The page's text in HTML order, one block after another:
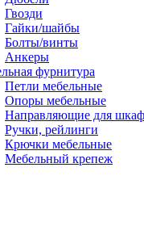
Гвозди
Гайки/шайбы
Болты/винты
Анкеры
фурнитура
Петли мебельные
Опоры мебельные
Направляющие для
Ручки, рейлинги
Крючки мебельные
Мебельный крепеж